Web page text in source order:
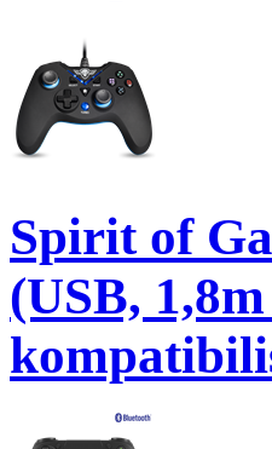
Spirit of
(USB,